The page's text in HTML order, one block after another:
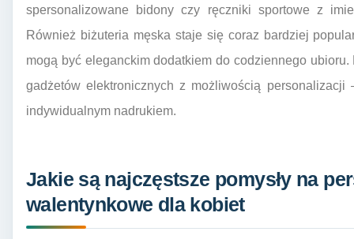
spersonalizowane bidony czy ręczniki sportowe z
Również biżuteria męska staje się coraz bardziej
mogą być eleganckim dodatkiem do codziennego
gadżetów elektronicznych z możliwością
indywidualnym nadrukiem.
Jakie są najczęstsze pomysły na
walentynkowe dla kobiet